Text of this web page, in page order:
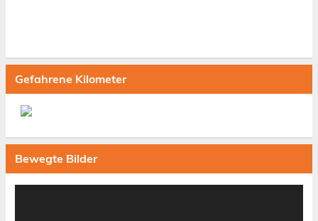
Gefahrene Kilometer
Bewegte Bilder
Video-